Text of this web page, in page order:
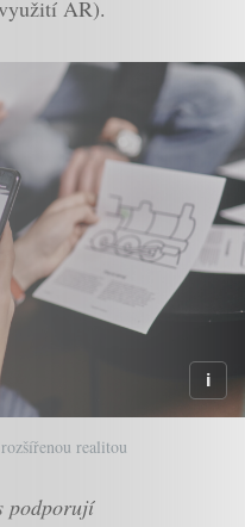
AR).
realitou
podporují